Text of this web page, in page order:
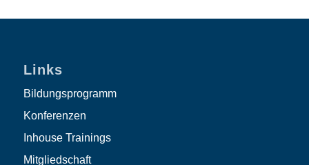
Links
Bildungsprogramm
Konferenzen
Inhouse Trainings
Mitgliedschaft